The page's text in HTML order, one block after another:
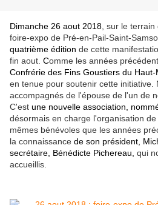
Dimanche 26 aout 2018 , sur le
foire-expo de Pré-en-Pail-Saint-
quatrième édition de cette
fin aout. Comme les années
Confrérie des Fins Goustiers du Haut-
en tenue pour soutenir cette initiative.
accompagnés de l'épouse de l'un de
C'est une nouvelle association,
désormais en charge l'organisation
mêmes bénévoles que les années
la connaissance de son président,
secrétaire, Bénédicte Pichereau, qui
accueillis.